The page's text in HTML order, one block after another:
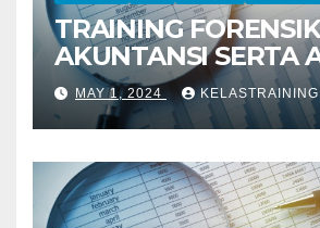
TRAINING FORENSIK
AKUNTANSI SERTA
PENYELIDIKAN
MAY 1, 2024 KELASTRAINING